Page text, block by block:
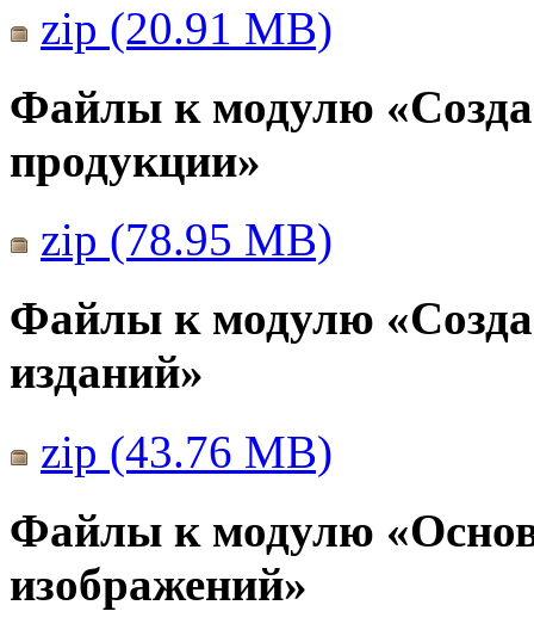
zip (20.91 MB)
Файлы к модулю
продукции»
zip (78.95 MB)
Файлы к модулю
изданий»
zip (43.76 MB)
Файлы к модулю
изображений»